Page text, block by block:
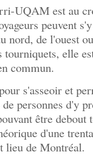
UQAM est au
peuvent
nord, de l'ouest
elle
commun.
s'asseoir et
personnes d'y
être debout
d'une
lieu de Montréal.